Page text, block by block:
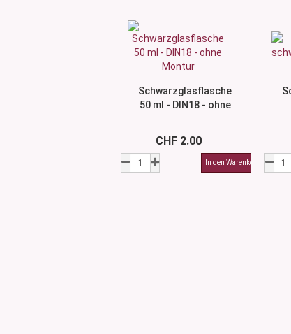
Schwarzglasflasche
50 ml - DIN18 - ohne
CHF 2.00